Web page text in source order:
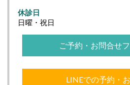
休診日
日曜・祝日
ご予約・お問合せ
LINEでの予約・